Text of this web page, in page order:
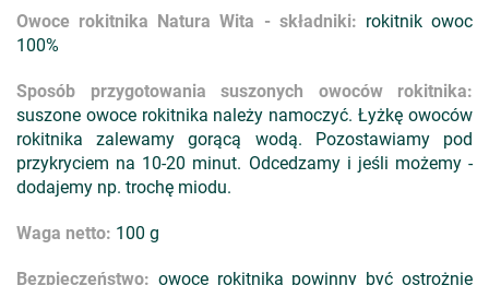
Owoce rokitnika Natura Wita - składniki: rokitnik owoc
100%
Sposób przygotowania suszonych owoców rokitnika:
suszone owoce rokitnika należy namoczyć. Łyżkę owoców
rokitnika zalewamy gorącą wodą. Pozostawiamy pod
przykryciem na 10-20 minut. Odcedzamy i jeśli możemy -
dodajemy np. trochę miodu.
Waga netto: 100 g
Bezpieczeństwo: owoce rokitnika powinny być ostrożnie